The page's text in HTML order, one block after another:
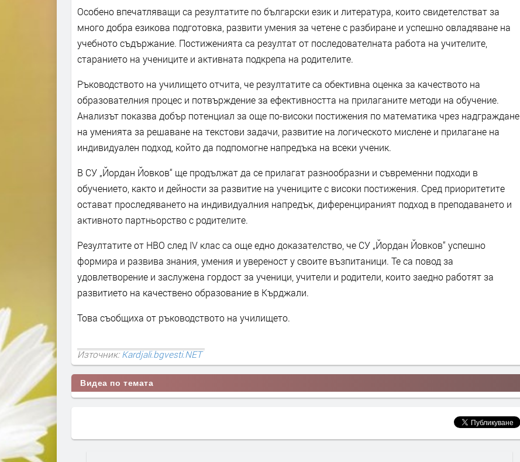
Особено впечатляващи са резултатите по български език и литература, които свидетелстват за
много добра езикова подготовка, развити умения за четене с разбиране и успешно овладяване на
учебното съдържание. Постиженията са резултат от последователната работа на учителите,
старанието на учениците и активната подкрепа на родителите.
Ръководството на училището отчита, че резултатите са обективна оценка за качеството на
образователния процес и потвърждение за ефективността на прилаганите методи на обучение.
Анализът показва добър потенциал за още по-високи постижения по математика чрез надграждане
на уменията за решаване на текстови задачи, развитие на логическото мислене и прилагане на
индивидуален подход, който да подпомогне напредъка на всеки ученик.
В СУ „Йордан Йовков“ ще продължат да се прилагат разнообразни и съвременни подходи в
обучението, както и дейности за развитие на учениците с високи постижения. Сред приоритетите
остават проследяването на индивидуалния напредък, диференцираният подход в преподаването и
активното партньорство с родителите.
Резултатите от НВО след IV клас са още едно доказателство, че СУ „Йордан Йовков“ успешно
формира и развива знания, умения и увереност у своите възпитаници. Те са повод за
удовлетворение и заслужена гордост за ученици, учители и родители, които заедно работят за
развитието на качествено образование в Кърджали.
Това съобщиха от ръководството на училището.
Източник:Kardjali.bgvesti.NET
Видеа по темата